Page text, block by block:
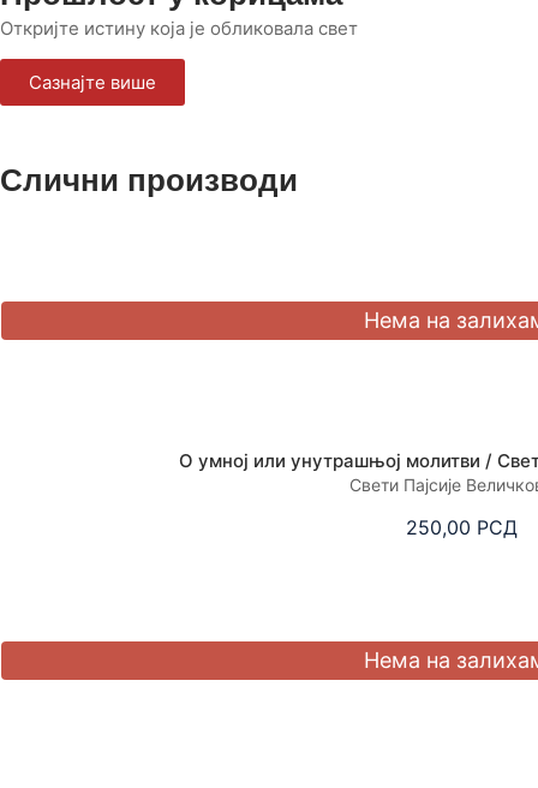
Откријте истину која је обликовала свет
Сазнајте више
Слични производи
О умној или унутрашњој молитви /
Свети Пајсије
250,00 РСД